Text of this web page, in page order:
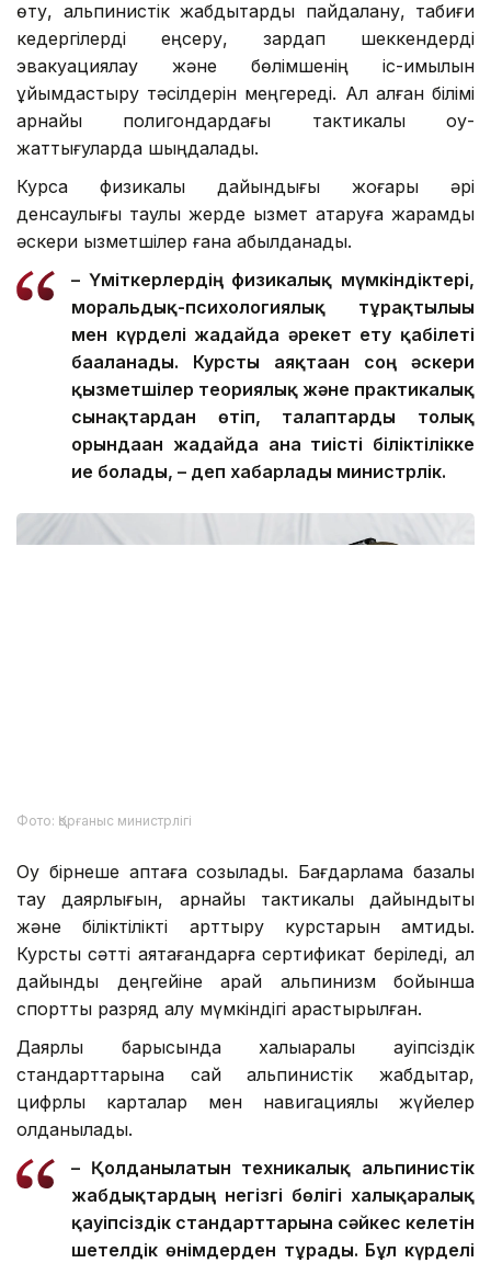
өту, альпинистік жабдықтарды пайдалану, табиғи
кедергілерді еңсеру, зардап шеккендерді
эвакуациялау және бөлімшенің іс-қимылын
ұйымдастыру тәсілдерін меңгереді. Ал алған білімі
арнайы полигондардағы тактикалық оқу-
жаттығуларда шыңдалады.
Курсқа физикалық дайындығы жоғары әрі
денсаулығы таулы жерде қызмет атқаруға жарамды
әскери қызметшілер ғана қабылданады.
– Үміткерлердің физикалық мүмкіндіктері,
моральдық-психологиялық тұрақтылығы
мен күрделі жағдайда әрекет ету қабілеті
бағаланады. Курсты аяқтаған соң әскери
қызметшілер теориялық және практикалық
сынақтардан өтіп, талаптарды толық
орындаған жағдайда ғана тиісті біліктілікке
ие болады, – деп хабарлады министрлік.
Фото: Қорғаныс министрлігі
Оқу бірнеше аптаға созылады. Бағдарлама базалық
тау даярлығын, арнайы тактикалық дайындықты
және біліктілікті арттыру курстарын қамтиды.
Курсты сәтті аяқтағандарға сертификат беріледі, ал
дайындық деңгейіне қарай альпинизм бойынша
спорттық разряд алу мүмкіндігі қарастырылған.
Даярлық барысында халықаралық қауіпсіздік
стандарттарына сай альпинистік жабдықтар,
цифрлық карталар мен навигациялық жүйелер
қолданылады.
– Қолданылатын техникалық альпинистік
жабдықтардың негізгі бөлігі халықаралық
қауіпсіздік стандарттарына сәйкес келетін
шетелдік өнімдерден тұрады. Бұл күрделі